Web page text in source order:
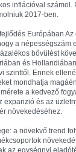
inflációval
2017-ben.
Európában
a
bővülést
és
szinttől. Ennek
mondhatja
a kedvező
expanzió és az
növekedéséhez.
a növekvő trend
az egységnyi